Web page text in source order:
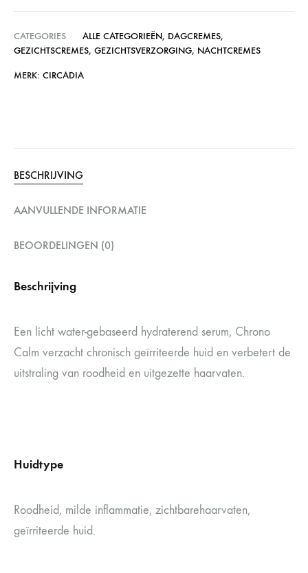
CATEGORIES ALLE CATEGORIEËN, DAGCREMES,
GEZICHTSCREMES, GEZICHTSVERZORGING, NACHTCREMES
MERK: CIRCADIA
BESCHRIJVING
AANVULLENDE INFORMATIE
BEOORDELINGEN (0)
Beschrijving
Een licht water-gebaseerd hydraterend serum, Chrono
Calm verzacht chronisch geïrriteerde huid en verbetert de
uitstraling van roodheid en uitgezette haarvaten.
Huidtype
Roodheid, milde inflammatie, zichtbarehaarvaten,
geïrriteerde huid.